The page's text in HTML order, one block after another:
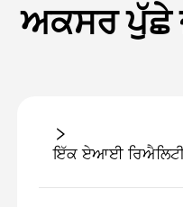
ਅਕਸਰ ਪੁੱਛੇ
ਇੱਕ ਏਆਈ